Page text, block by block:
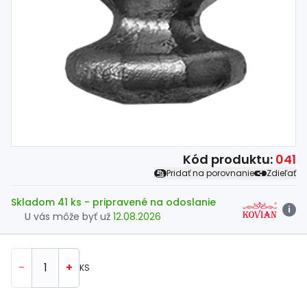
Kód produktu: 041
Pridať na porovnanie Zdieľať
Skladom 41 ks - pripravené na odoslanie
U vás môže byť už 12.08.2026
i
- + KS